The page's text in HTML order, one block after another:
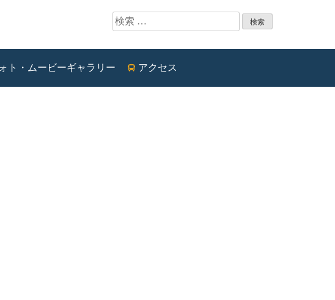
検索:
ト・ムービーギャラリー アクセス